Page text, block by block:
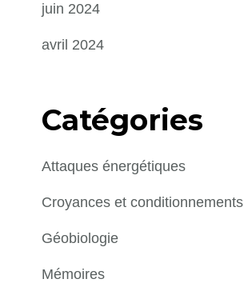
juin 2024
avril 2024
Catégories
Attaques énergétiques
Croyances et conditionnements
Géobiologie
Mémoires